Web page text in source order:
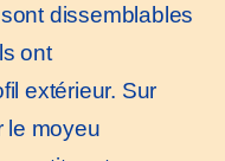
dissemblables
ont
extérieur. Sur
le moyeu